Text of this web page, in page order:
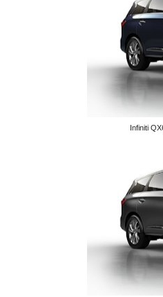
Infiniti